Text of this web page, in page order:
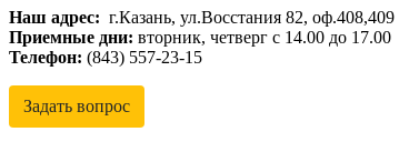
Территориальная
организация
Общероссийского
Профсоюза
образования
Наш адрес: г.Казань, ул.Восстания 82, оф.408,409
Приемные дни: вторник, четверг с 14.00 до 17.00
Телефон: (843) 557-23-15
Задать вопрос